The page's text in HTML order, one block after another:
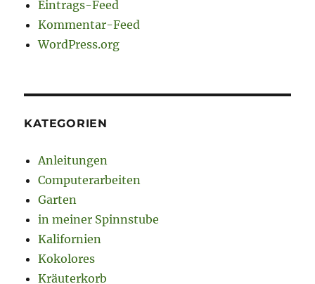
Eintrags-Feed
Kommentar-Feed
WordPress.org
KATEGORIEN
Anleitungen
Computerarbeiten
Garten
in meiner Spinnstube
Kalifornien
Kokolores
Kräuterkorb